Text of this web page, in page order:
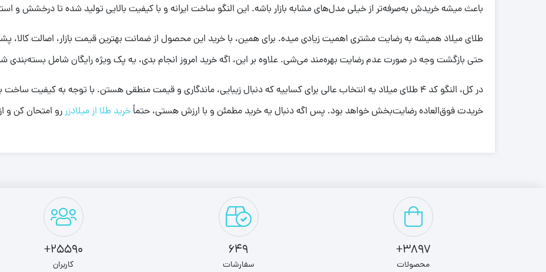
باعث میشه خریدش به‌صرفه‌تر از خیلی مدل‌های مشابه بازار باشه. این النگو ساخت ایرانه و با کیفیت بالایی تولید شده تا درخشش
حتی بازگشت وجه در صورت عدم رضایت بهره‌مند می‌شی. علاوه بر این، اگه خرید امروز انجام بدی، یه پک ویژه رایگان شامل
در کل، النگو کد 4 طلای میلاد یه انتخاب عالی برای کساییه که دنبال زیبایی، ماندگاری و قیمت منطقی هستن. با توجه به
خریدت فوق‌العاده رضایت‌بخش خواهد بود. پس اگه دنبال یه خرید مطمئن و با ارزش هستی، حتماًخرید طلا از میلادزررو امتحان کن و
3897+
محصولات
649
سفارشات
25590+
کاربران